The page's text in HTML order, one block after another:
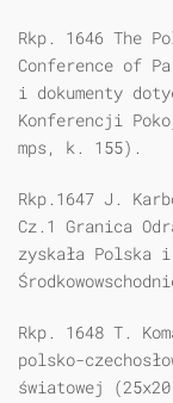
Rkp. 1646 The
Conference of
i dokumenty
Konferencji
mps, k. 155).
Rkp.1647 J.
Cz.1 Granica
zyskała Polska
Rkp. 1648 T.
polsko-
światowej